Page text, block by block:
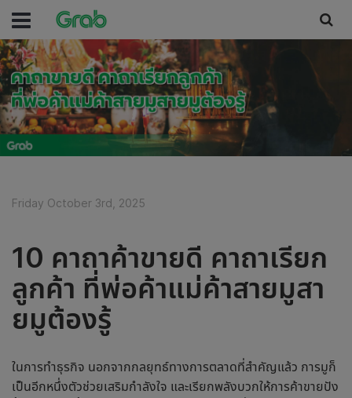
Friday October 3rd, 2025
10 คาถาค้าขายดี คาถาเรียก
ลูกค้า ที่พ่อค้าแม่ค้าสายมูสา
ยมูต้องรู้
ในการทำธุรกิจ นอกจากกลยุทธ์ทางการตลาดที่สำคัญแล้ว การมูก็
เป็นอีกหนึ่งตัวช่วยเสริมกำลังใจ และเรียกพลังบวกให้การค้าขายปัง